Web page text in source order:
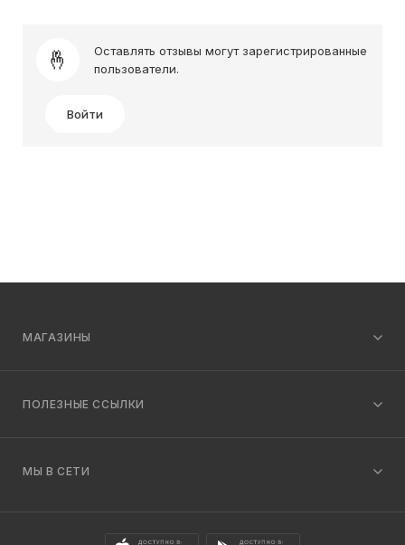
Оставлять отзывы могут зарегистрированные
пользователи.
Войти
МАГАЗИНЫ
ПОЛЕЗНЫЕ ССЫЛКИ
МЫ В СЕТИ